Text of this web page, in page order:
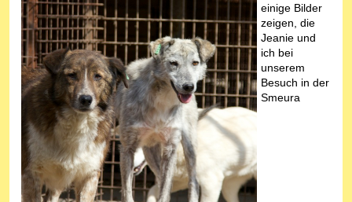
einige Bilder
zeigen, die
Jeanie und
ich bei
unserem
Besuch in der
Smeura